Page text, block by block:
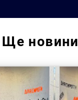
Ще новини